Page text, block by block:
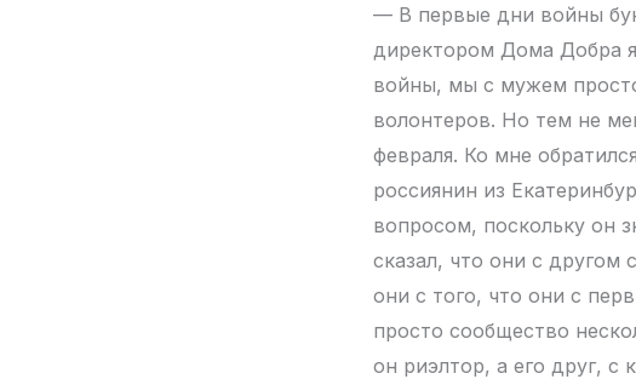
— В первые дни войны
директором Дома Добра
войны, мы с мужем
волонтеров. Но тем не
февраля. Ко мне
россиянин из
вопросом, поскольку он
сказал, что они с другом
они с того, что они с
просто сообщество
он риэлтор, а его друг, с